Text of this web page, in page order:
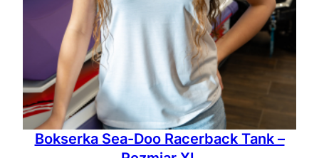
Bokserka Sea-Doo Racerback Tank –